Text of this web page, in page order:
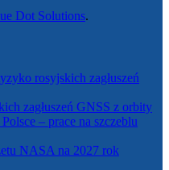
Dot Solutions.
rosyjskich zagłuszeń
zagłuszeń GNSS z orbity
– prace na szczeblu
NASA na 2027 rok